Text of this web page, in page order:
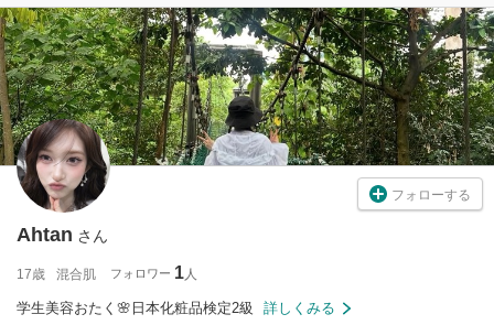
フォローする
Ahtan さん
17歳 混合肌 フォロワー 1
学生美容おたく🌸日本化粧品検定2級 詳しくみる